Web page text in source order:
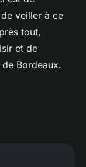
veiller à ce
tout,
et de
Bordeaux.